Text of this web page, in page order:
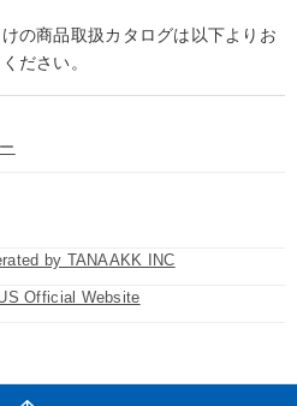
の商品取扱カタログは以下よりお
ださい。
by TANAAKK INC
Official Website